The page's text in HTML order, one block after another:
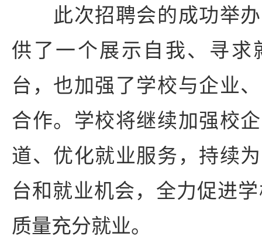
此次招聘会的成功举办
供了一个展示自我、寻求
台，也加强了学校与企业
合作。学校将继续加强校
道、优化就业服务，持续
台和就业机会，全力促进
质量充分就业。